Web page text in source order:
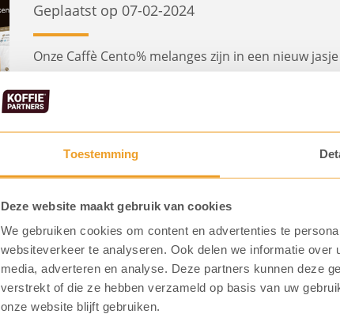
Toestemming
Deze website maakt gebruik van cookies
We gebruiken cookies om content en advertenties te
websiteverkeer te analyseren. Ook delen we informatie
media, adverteren en analyse. Deze partners kunnen deze
verstrekt of die ze hebben verzameld op basis van uw
onze website blijft gebruiken.
Geplaatst op 07-02-2024
Onze Caffè Cento% melanges zijn in een nieuw
Lees meer
Recept: Affogato
Geplaatst op 31-01-2024
Een heerlijk Italiaans dessert met slechts twee
vanille ijs. Een gouden duo als je het ons vraagt.
met speculoos!